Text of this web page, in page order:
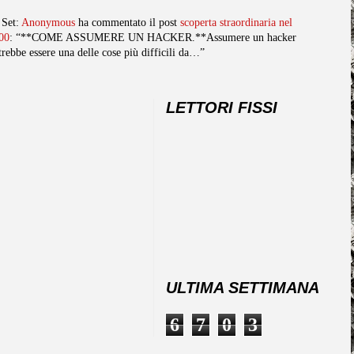
Anonymous ha commentato il post scoperta straordinaria nel
: “**COME ASSUMERE UN HACKER.**Assumere un hacker
essere una delle cose più difficili da…”
LETTORI FISSI
ULTIMA SETTIMANA
6 7 0 3